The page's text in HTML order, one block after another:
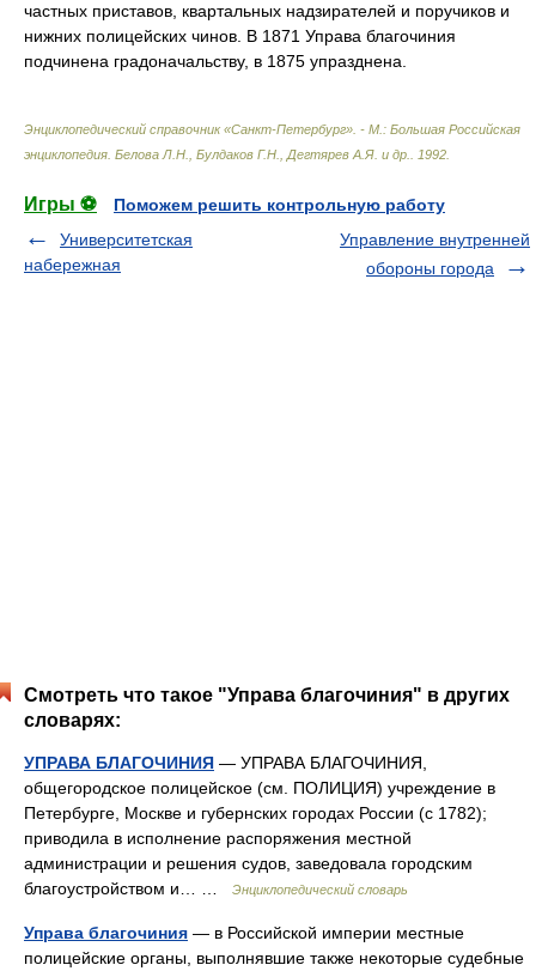
частных приставов, квартальных надзирателей и поручиков и
нижних полицейских чинов. В 1871 Управа благочиния
подчинена градоначальству, в 1875 упразднена.
Энциклопедический справочник «Санкт-Петербург». - М.: Большая Российская
энциклопедия Белова Л.Н., Булдаков Г.Н., Дегтярев А.Я. и др. 1992
Игры ⚽
Поможем решить контрольную работу
Университетская
набережная
Управление внутренней
обороны города
Смотреть что такое "Управа благочиния" в других
словарях:
УПРАВА БЛАГОЧИНИЯ — УПРАВА БЛАГОЧИНИЯ,
общегородское полицейское (см. ПОЛИЦИЯ) учреждение в
Петербурге, Москве и губернских городах России (с 1782);
приводила в исполнение распоряжения местной
администрации и решения судов, заведовала городским
благоустройством и… …
Энциклопедический словарь
Управа благочиния — в Российской империи местные
полицейские органы, выполнявшие также некоторые судебные